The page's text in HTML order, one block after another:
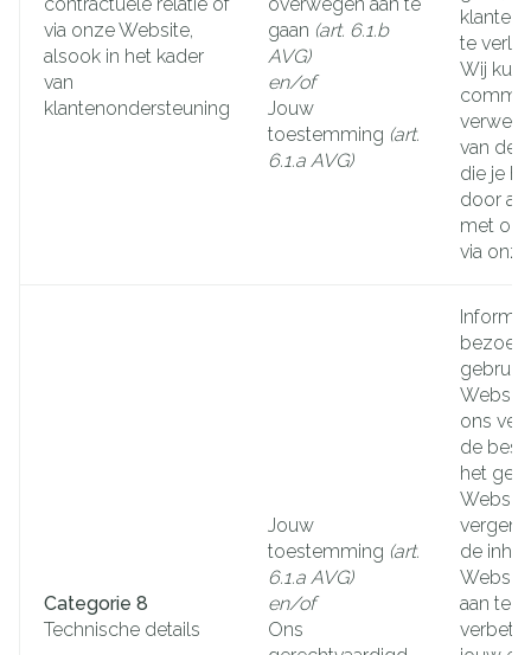
via onze Website,
alsook in het kader
van
klantenondersteuning
gaan (art. 6.1.b
AVG)
en/of
Jouw
toestemming (art.
6.1.a AVG)
te
Wij
van de
die je
door
met
via
Categorie 8
Technische details
Jouw
toestemming (art.
6.1.a AVG)
en/of
Ons
bezoek
gebruik
ons
de
het
de
aan te